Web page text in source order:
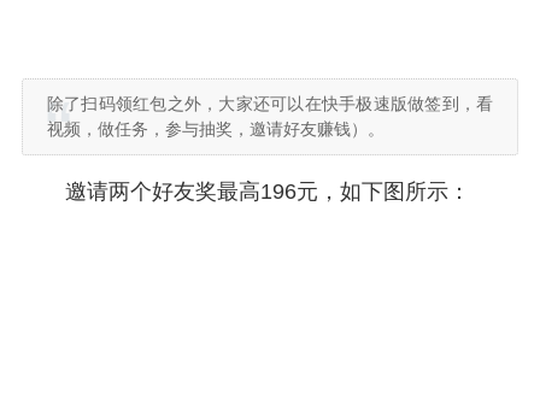
除了扫码领红包之外，大家还可以在快手极速版做签到，看
视频，做任务，参与抽奖，邀请好友赚钱）。
邀请两个好友奖最高196元，如下图所示：